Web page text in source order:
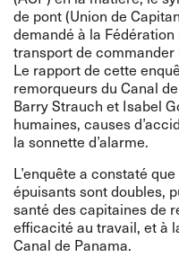
de pont (Union de
demandé à la
transport de commander
Le rapport de cette
remorqueurs du Canal
Barry Strauch et Isabel
humaines, causes
la sonnette d’alarme.
L’enquête a constaté
épuisants sont doubles,
santé des capitaines de
efficacité au travail, et à
Canal de Panama.